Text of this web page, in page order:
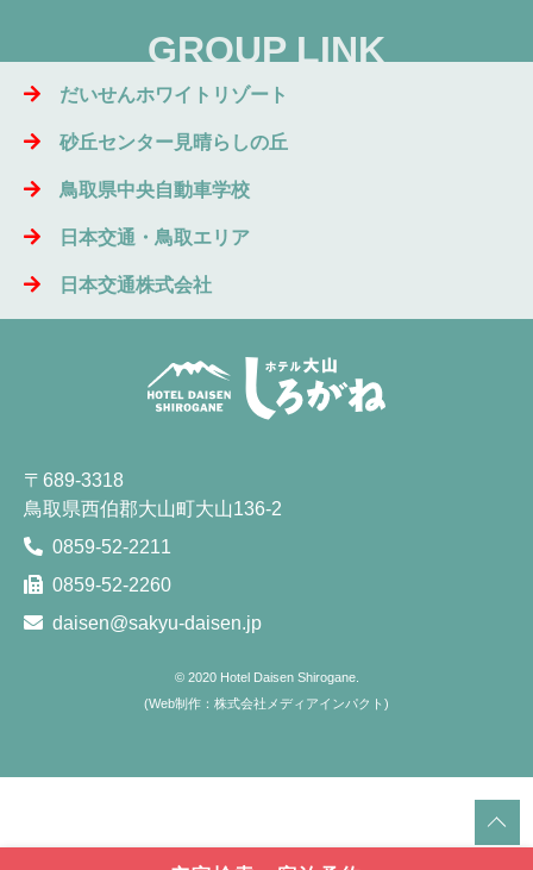
GROUP LINK
だいせんホワイトリゾート
砂丘センター見晴らしの丘
鳥取県中央自動車学校
日本交通・鳥取エリア
日本交通株式会社
〒689-3318
鳥取県西伯郡大山町大山136-2
0859-52-2211
0859-52-2260
daisen@sakyu-daisen.jp
© 2020 Hotel Daisen Shirogane.
(Web制作：株式会社メディアインパクト )